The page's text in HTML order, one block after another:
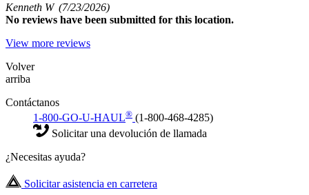
Kenneth W (7/23/2026)
No reviews have been submitted for this location.
View more reviews
Volver
arriba
Contáctanos
1-800-GO-U-HAUL® (1-800-468-4285)
Solicitar una devolución de llamada
¿Necesitas ayuda?
Solicitar asistencia en carretera